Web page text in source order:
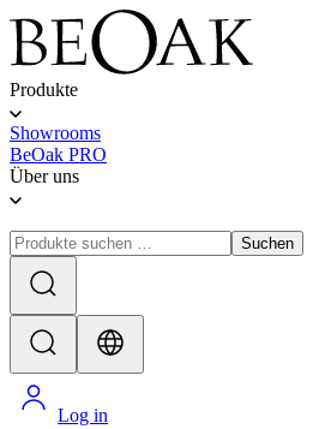
Produkte
Showrooms
BeOak PRO
Über uns
Suchen
Log in